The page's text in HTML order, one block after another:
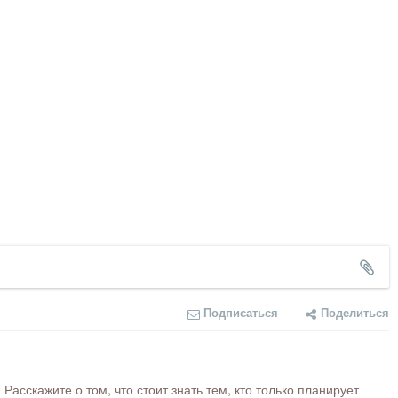
Подписаться Поделиться
о том, что стоит знать тем, кто только планирует